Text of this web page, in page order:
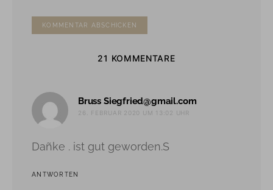
21 KOMMENTARE
Bruss Siegfried@gmail.com
26. FEBRUAR 2020 UM 13:02 UHR
Dañke . ist gut geworden.S
ANTWORTEN